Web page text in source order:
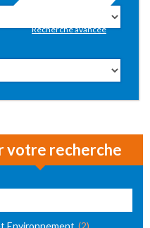
Recherche avancée
votre recherche
Environnement (2)